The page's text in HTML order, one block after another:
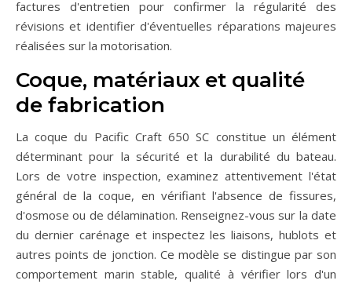
factures d'entretien pour confirmer la régularité des
révisions et identifier d'éventuelles réparations majeures
réalisées sur la motorisation.
Coque, matériaux et qualité
de fabrication
La coque du Pacific Craft 650 SC constitue un élément
déterminant pour la sécurité et la durabilité du bateau.
Lors de votre inspection, examinez attentivement l'état
général de la coque, en vérifiant l'absence de fissures,
d'osmose ou de délamination. Renseignez-vous sur la date
du dernier carénage et inspectez les liaisons, hublots et
autres points de jonction. Ce modèle se distingue par son
comportement marin stable, qualité à vérifier lors d'un